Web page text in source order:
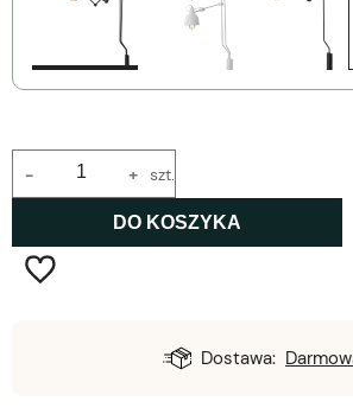
+
- szt.
DO KOSZYKA
Dostawa: